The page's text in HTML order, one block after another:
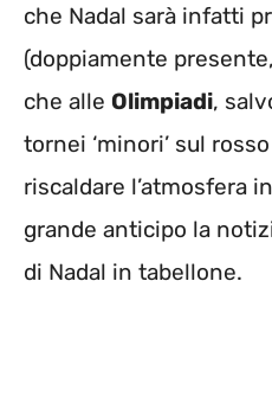
che Nadal sarà infatti
(doppiamente
che alle Olimpiadi,
tornei ‘minori’ sul
riscaldare l’atmosfera
grande anticipo la
di Nadal in tabellone.